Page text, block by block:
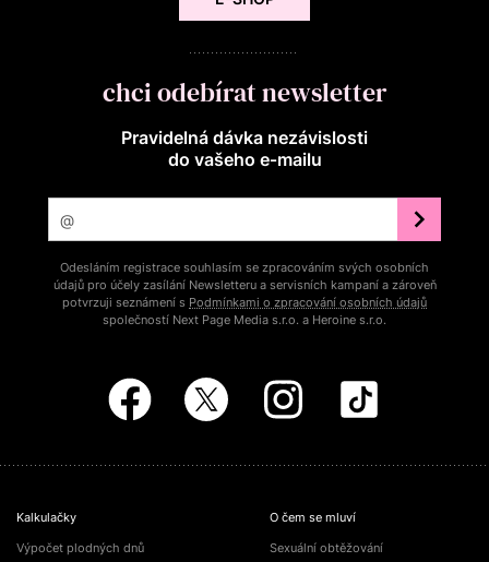
chci odebírat newsletter
Pravidelná dávka nezávislosti
do vašeho e‑mailu
Odesláním registrace souhlasím se zpracováním svých osobních
údajů pro účely zasílání Newsletteru a servisních kampaní a zároveň
potvrzuji seznámení s Podmínkami o zpracování osobních údajů
společností Next Page Media s.r.o. a Heroine s.r.o.
Kalkulačky
Výpočet plodných dnů
O čem se mluví
Sexuální obtěžování